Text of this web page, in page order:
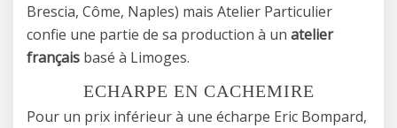
Brescia, Côme, Naples) mais Atelier Particulier
confie une partie de sa production à un atelier
français basé à Limoges.
ECHARPE EN CACHEMIRE
Pour un prix inférieur à une écharpe Eric Bompard,